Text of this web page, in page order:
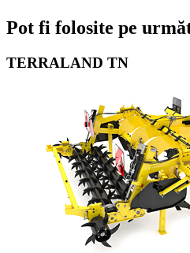
Pot fi folosite pe
TERRALAND TN